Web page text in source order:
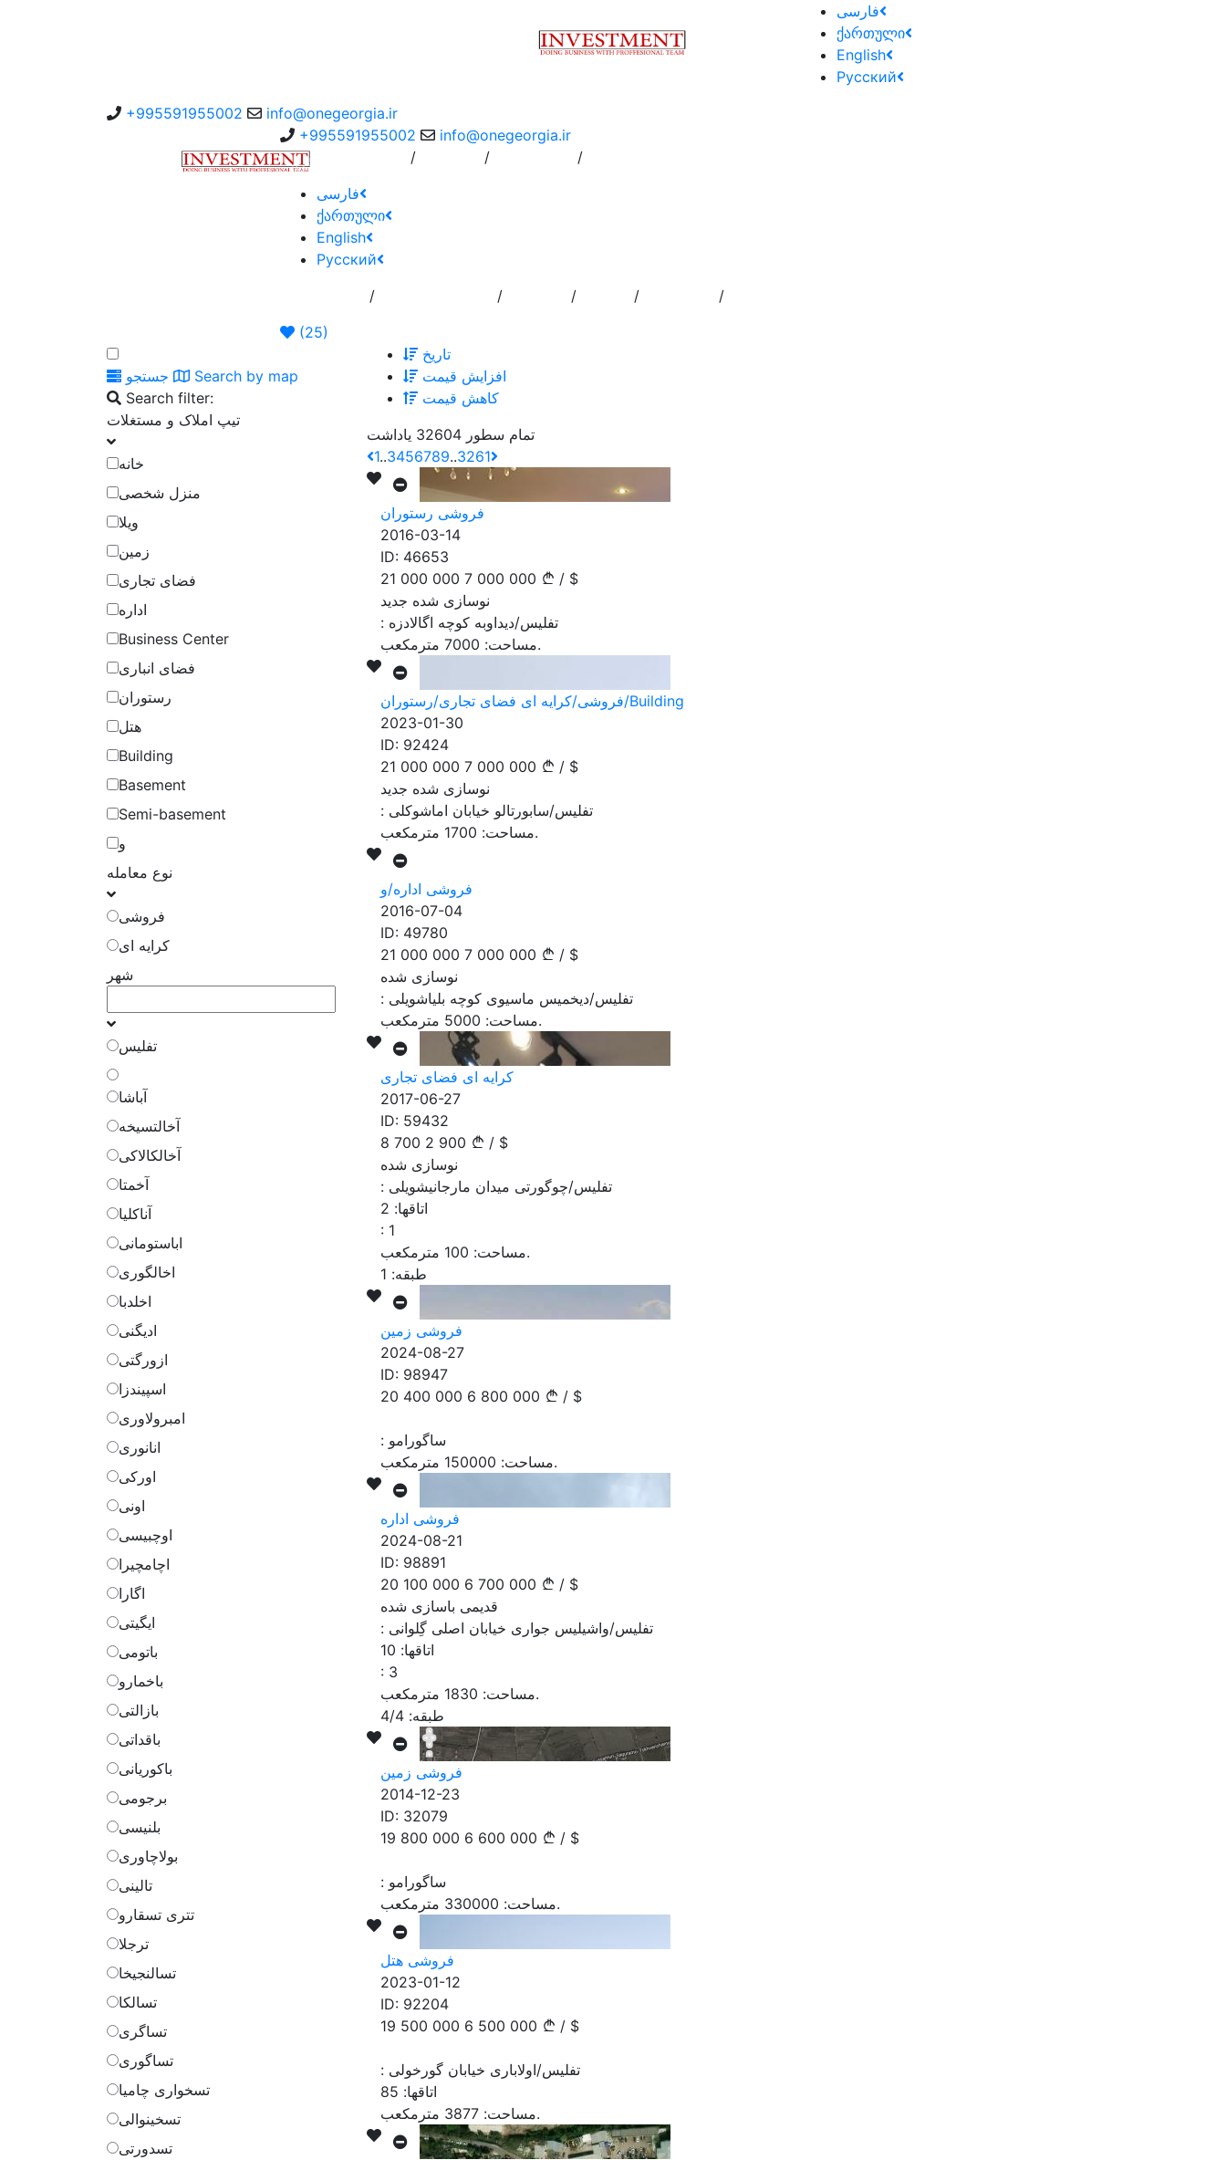
فارسی
ქართული
English
Русский
+995591955002
info@onegeorgia.ir
+995591955002
info@onegeorgia.ir
سفارش به کارگزار
/ /
/
فارسی
ქართული
English
Русский
/ / / /
/
(25)
جستجو
Search by map
Search filter:
تیپ املاک و مستغلات
خانه
منزل شخصی
ویلا
زمین
فضای تجاری
اداره
Business Center
فضای انباری
رستوران
هتل
Building
Basement
Semi-basement
و
نوع معامله
فروشی
کرایه ای
شهر
تفلیس
آباشا
آخالتسیخه
آخالکالاکی
آخمتا
آناکلیا
اباستومانی
اخالگوری
اخلدبا
ادیگنی
ازورگتی
اسپیندزا
امبرولاوری
انانوری
اورکی
اونی
اوچبیسی
اچامچیرا
اگارا
ایگیتی
باتومی
باخمارو
بازالتی
باقداتی
باکوریانی
برجومی
بلنیسی
بولاچاوری
تالینی
تتری تسقارو
ترجلا
تسالنجیخا
تسالکا
تساگری
تساگوری
تسخواری چامیا
تسخینوالی
تسدورتی
تاریخ
افزایش قیمت
کاهش قیمت
تمام سطور 32604 یاداشت
1..3456789..3261
فروشی رستوران
2016-03-14
ID: 46653
21 000 000 7 000 000 / $
: تفلیس/دیداوبه کوچه اگالادزه
مساحت: 7000 مترمکعب.
فروشی/کرایه ای فضای تجاری/رستوران/Building
2023-01-30
ID: 92424
21 000 000 7 000 000 / $
: تفلیس/سابورتالو خیابان اماشوکلی
مساحت: 1700 مترمکعب.
فروشی اداره/و
2016-07-04
ID: 49780
21 000 000 7 000 000 / $
: تفلیس/دیخمیس ماسیوی کوچه بلیاشویلی
مساحت: 5000 مترمکعب.
کرایه ای فضای تجاری
2017-06-27
ID: 59432
8 700 2 900 / $
: تفلیس/چوگورتی میدان مارجانیشویلی
اتاقها: 2
: 1
مساحت: 100
مترمکعب.
طبقه: 1
فروشی زمین
2024-08-27
ID: 98947
20 400 000 6 800 000 / $
: ساگورامو
مساحت: 150000 مترمکعب.
فروشی اداره
2024-08-21
ID: 98891
20 100 000 6 700 000 / $
: تفلیس/واشیلیس جواری خیابان اصلی گِلوانی
اتاقها: 10
: 3
مساحت: 1830
مترمکعب.
طبقه: 4/4
فروشی زمین
2014-12-23
ID: 32079
19 800 000 6 600 000 / $
: ساگورامو
مساحت: 330000 مترمکعب.
فروشی هتل
2023-01-12
ID: 92204
19 500 000 6 500 000 / $
: تفلیس/اولاباری خیابان گورخولی
اتاقها: 85
مساحت: 3877 مترمکعب.